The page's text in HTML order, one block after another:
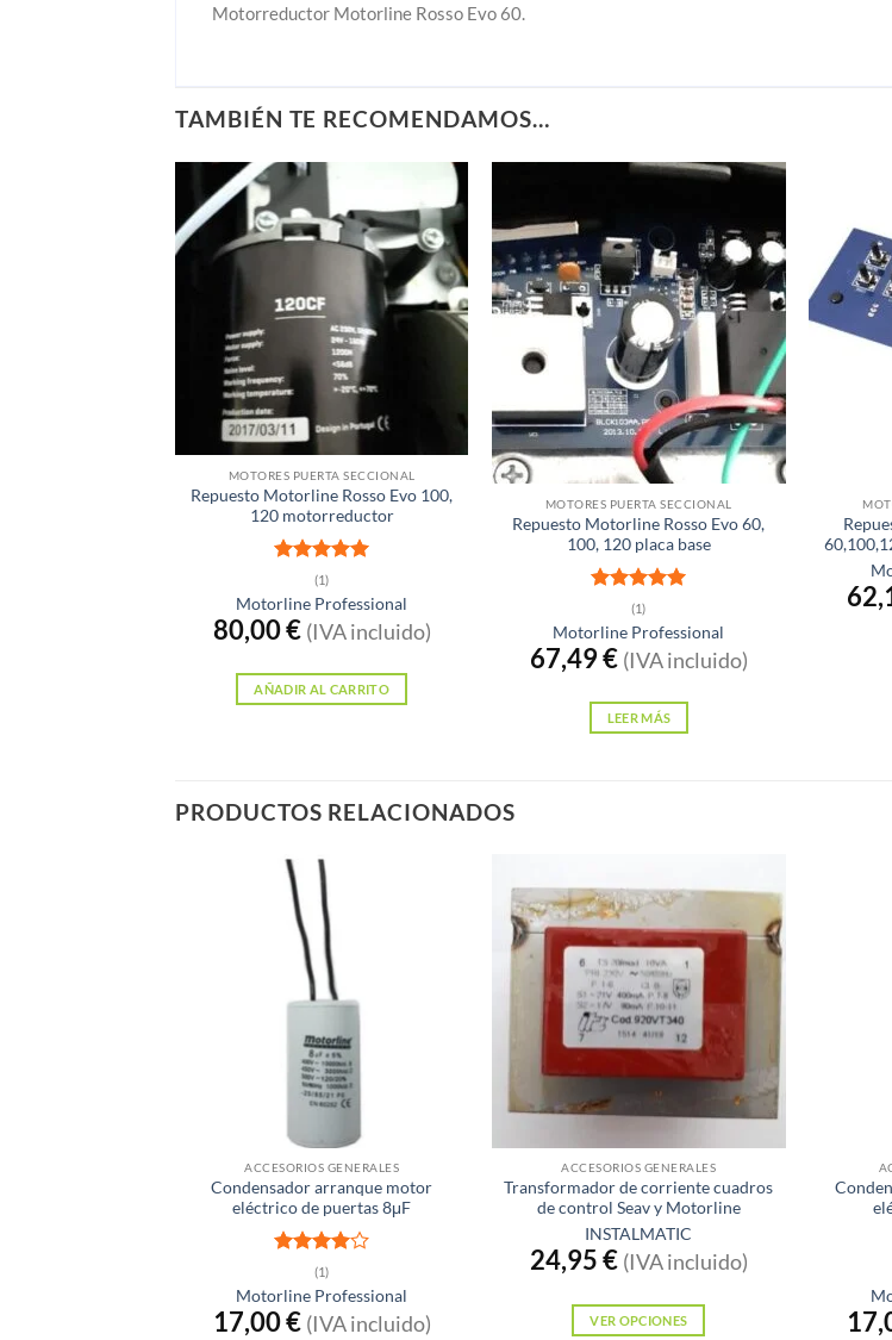
Motorreductor Motorline Rosso Evo 60.
TAMBIÉN TE RECOMENDAMOS…
MOTORES PUERTA SECCIONAL
Repuesto Motorline Rosso Evo 100,
120 motorreductor
Valorado
con
5de 5
(1)
Motorline Professional
80,00€ (IVA incluido)
AÑADIR AL CARRITO
Sin existencias
MOTORES PUERTA SECCIONAL
Repuesto Motorline Rosso Evo 60,
100, 120 placa base
Valorado
con
5de 5
(1)
Motorline Professional
67,49€ (IVA incluido)
LEER MÁS
PRODUCTOS RELACIONADOS
ACCESORIOS GENERALES
Condensador arranque motor
eléctrico de puertas 8μF
Valorado
con
4de
5
(1)
Motorline Professional
17,00€ (IVA incluido)
ACCESORIOS GENERALES
Transformador de corriente cuadros
de control Seav y Motorline
INSTALMATIC
24,95€ (IVA incluido)
VER OPCIONES